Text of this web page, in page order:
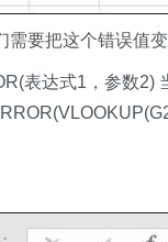
需要把这个错误值
表达式1，参数2)